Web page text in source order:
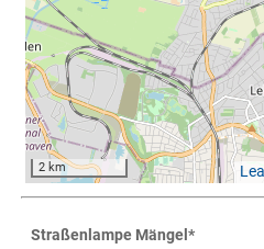
2 km
Straßenlampe Mängel*